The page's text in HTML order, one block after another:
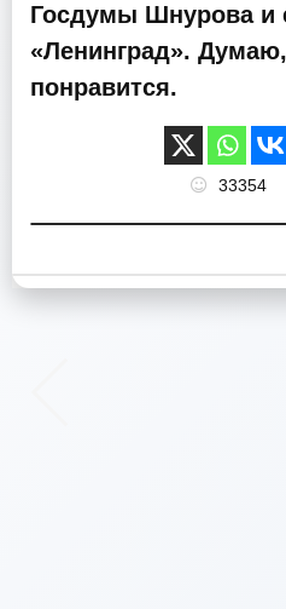
Госдумы Шнурова и
«Ленинград».
понравится.
33354